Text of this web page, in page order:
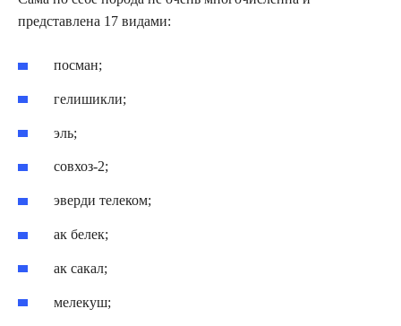
представлена ​​17 видами:
посман;
гелишикли;
эль;
совхоз-2;
эверди телеком;
ак белек;
ак сакал;
мелекуш;